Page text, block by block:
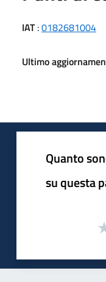
IAT:0182681004
Ultimo
Quanto
su questa